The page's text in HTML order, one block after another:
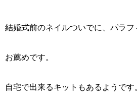
結婚式前のネイルついでに、パラフ
お薦めです。
自宅で出来るキットもあるようです